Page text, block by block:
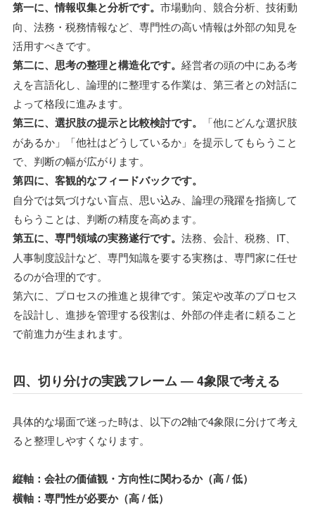
第一に、情報収集と分析です。 市場動向、競合分析、技術動
向、法務・税務情報など、専門性の高い情報は外部の知見を
活用すべきです。
第二に、思考の整理と構造化です。 経営者の頭の中にある考
えを言語化し、論理的に整理する作業は、第三者との対話に
よって格段に進みます。
第三に、選択肢の提示と比較検討です。
「他にどんな選択肢
があるか」「他社はどうしているか」を提示してもらうこと
で、判断の幅が広がります。
第四に、客観的なフィードバックです。
自分では気づけない盲点、思い込み、論理の飛躍を指摘して
もらうことは、判断の精度を高めます。
第五に、専門領域の実務遂行です。 法務、会計、税務、IT、
人事制度設計など、専門知識を要する実務は、専門家に任せ
るのが合理的です。
第六に、プロセスの推進と規律です。策定や改革のプロセス
を設計し、進捗を管理する役割は、外部の伴走者に頼ること
で前進力が生まれます。
四、切り分けの実践フレーム ― 4象限で考える
具体的な場面で迷った時は、以下の2軸で4象限に分けて考え
ると整理しやすくなります。
縦軸：会社の価値観・方向性に関わるか（高 / 低）
横軸：専門性が必要か（高 / 低）